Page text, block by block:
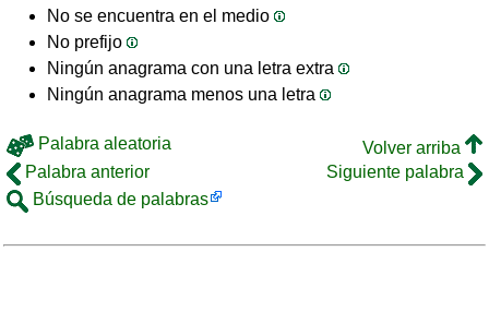
No se encuentra en el medio
No prefijo
Ningún anagrama con una letra extra
Ningún anagrama menos una letra
Palabra aleatoria
Volver arriba
Palabra anterior
Siguiente palabra
Búsqueda de palabras